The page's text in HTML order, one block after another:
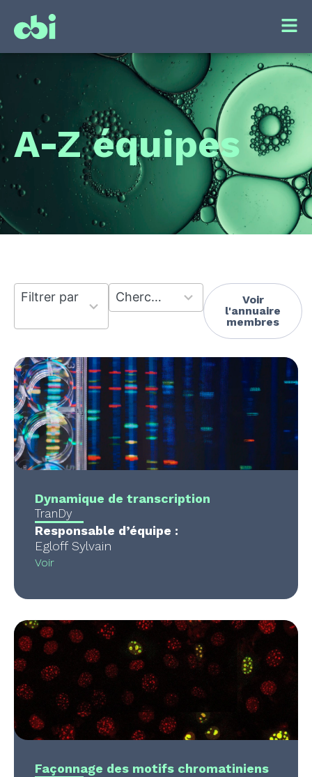
A-Z équipes
Filtrer par thèmes de recherche
available
Chercher par responsable
53
results
available
Voir
l'annuaire
membres
Dynamique de transcription
TranDy
Responsable d’équipe :
Egloff Sylvain
Voir
Façonnage des motifs chromatiniens